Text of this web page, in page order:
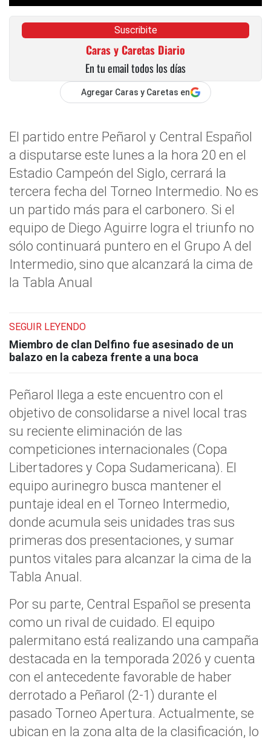
Suscribite
Caras y Caretas Diario
En tu email todos los días
Agregar Caras y Caretas en
El partido entre Peñarol y Central Español
a disputarse este lunes a la hora 20 en el
Estadio Campeón del Siglo, cerrará la
tercera fecha del Torneo Intermedio. No es
un partido más para el carbonero. Si el
equipo de Diego Aguirre logra el triunfo no
sólo continuará puntero en el Grupo A del
Intermedio, sino que alcanzará la cima de
la Tabla Anual
SEGUIR LEYENDO
Miembro de clan Delfino fue asesinado de un
balazo en la cabeza frente a una boca
Peñarol llega a este encuentro con el
objetivo de consolidarse a nivel local tras
su reciente eliminación de las
competiciones internacionales (Copa
Libertadores y Copa Sudamericana). El
equipo aurinegro busca mantener el
puntaje ideal en el Torneo Intermedio,
donde acumula seis unidades tras sus
primeras dos presentaciones, y sumar
puntos vitales para alcanzar la cima de la
Tabla Anual.
Por su parte, Central Español se presenta
como un rival de cuidado. El equipo
palermitano está realizando una campaña
destacada en la temporada 2026 y cuenta
con el antecedente favorable de haber
derrotado a Peñarol (2-1) durante el
pasado Torneo Apertura. Actualmente, se
ubican en la zona alta de la clasificación, lo